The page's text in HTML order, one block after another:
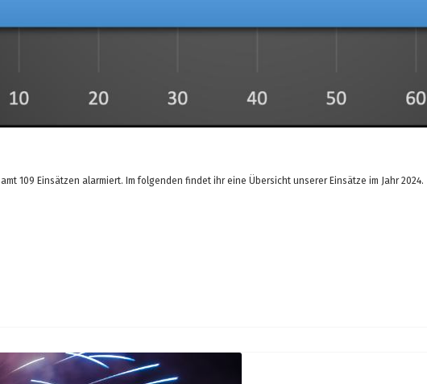
109 Einsätzen alarmiert. Im folgenden findet ihr eine Übersicht unserer Einsätze im Jahr 2024.